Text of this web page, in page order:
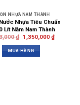
NHỰA NAM THÀNH
Nhựa Tiêu Chuẩn
Lít Nằm Nam Thành
₫ 1,350,000 ₫
MUA HÀNG